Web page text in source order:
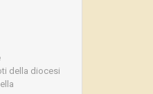
della diocesi